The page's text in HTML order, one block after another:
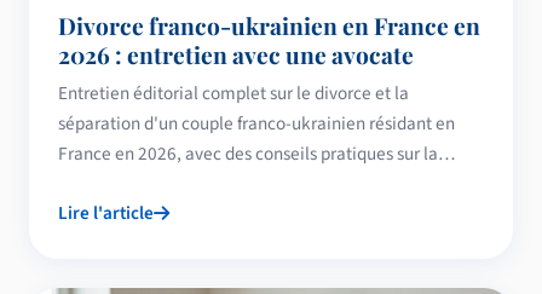
Divorce franco-ukrainien en France en
2026 : entretien avec une avocate
Entretien éditorial complet sur le divorce et la
séparation d'un couple franco-ukrainien résidant en
France en 2026, avec des conseils pratiques sur la
Lire l'article